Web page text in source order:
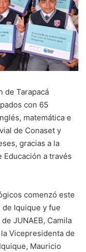
de Tarapacá
con 65
matemática e
de Conaset y
gracias a la
a través
comenzó este
Iquique y fue
JUNAEB, Camila
Vicepresidenta de
Mauricio